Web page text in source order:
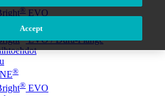
® EVO
EVO / Dura-Flange
®
® EVO
Accept